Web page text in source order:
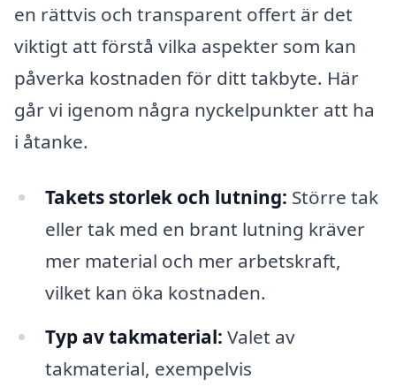
en rättvis och transparent offert är det
viktigt att förstå vilka aspekter som kan
påverka kostnaden för ditt takbyte. Här
går vi igenom några nyckelpunkter att ha
i åtanke.
Takets storlek och lutning: Större tak
eller tak med en brant lutning kräver
mer material och mer arbetskraft,
vilket kan öka kostnaden.
Typ av takmaterial: Valet av
takmaterial, exempelvis